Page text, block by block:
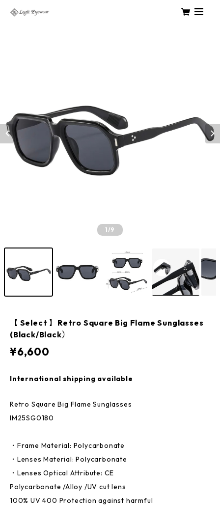
1/9
【 Select 】Retro Square Big Flame Sunglasses
(Black/Black）
¥6,600
International shipping available
Retro Square Big Flame Sunglasses
IM25SG0180
・Frame Material: Polycarbonate
・Lenses Material: Polycarbonate
・Lenses Optical Attribute: CE
Polycarbonate /Alloy /UV cut lens
100% UV 400 Protection against harmful